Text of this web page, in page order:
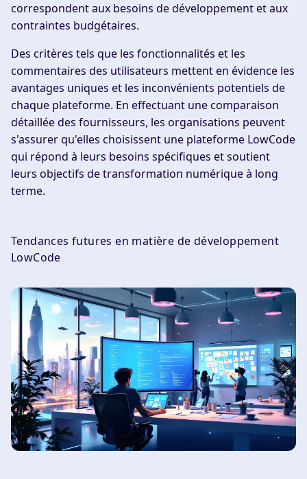
correspondent aux besoins de développement et aux
contraintes budgétaires.
Des critères tels que les fonctionnalités et les
commentaires des utilisateurs mettent en évidence les
avantages uniques et les inconvénients potentiels de
chaque plateforme. En effectuant une comparaison
détaillée des fournisseurs, les organisations peuvent
s'assurer qu'elles choisissent une plateforme LowCode
qui répond à leurs besoins spécifiques et soutient
leurs objectifs de transformation numérique à long
terme.
Tendances futures en matière de développement
LowCode